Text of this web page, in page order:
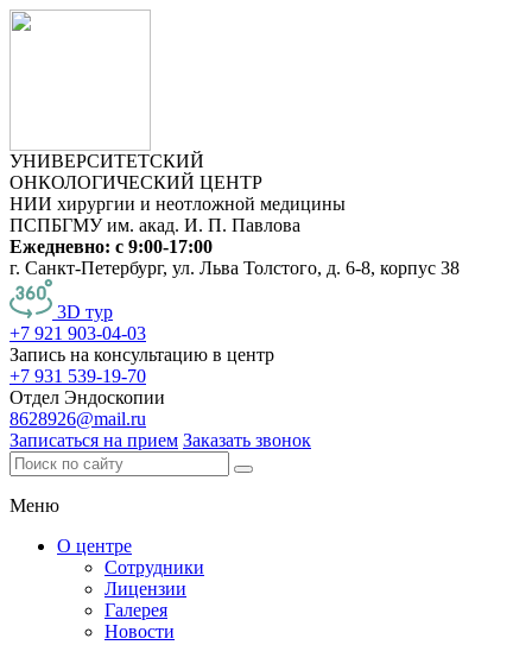
УНИВЕРСИТЕТСКИЙ
ОНКОЛОГИЧЕСКИЙ ЦЕНТР
НИИ хирургии и неотложной медицины
ПСПБГМУ им. акад. И. П. Павлова
Ежедневно: с 9:00-17:00
г. Санкт-Петербург, ул. Льва Толстого, д. 6-8, корпус 38
3D тур
+7 921 903-04-03
Запись на консультацию в центр
+7 931 539-19-70
Отдел Эндоскопии
8628926@mail.ru
Записаться на прием Заказать звонок
Меню
О центре
Сотрудники
Лицензии
Галерея
Новости